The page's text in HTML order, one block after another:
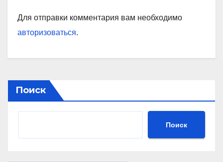
Для отправки комментария вам необходимо
авторизоваться.
Поиск
Поиск